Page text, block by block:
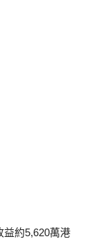
益約5,620萬港